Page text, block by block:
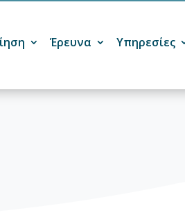
Έρευνα Υπηρεσίες